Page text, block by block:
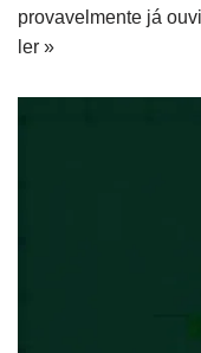
provavelmente já
ler »